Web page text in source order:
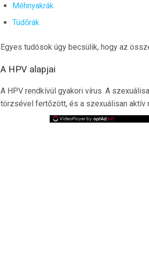
Méhnyakrák
Tüdőrák
Egyes tudósok úgy becsülik, hogy az
A HPV alapjai
A HPV rendkívül gyakori vírus. A
törzsével fertőzött, és a szexuálisan aktív